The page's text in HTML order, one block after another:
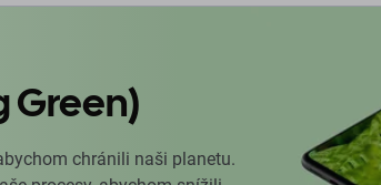
Green)
chránili naši planetu.